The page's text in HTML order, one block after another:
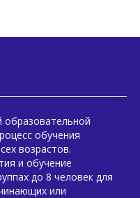
образовательной
обучения
возрастов.
и обучение
до 8 человек для
или